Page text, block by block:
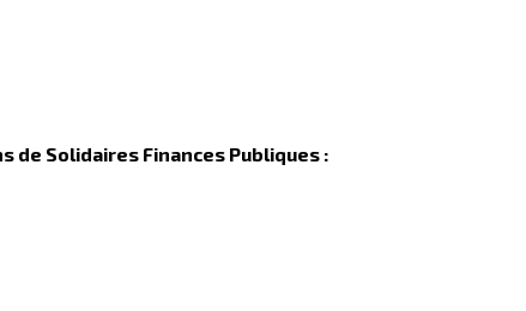
Solidaires Finances Publiques :